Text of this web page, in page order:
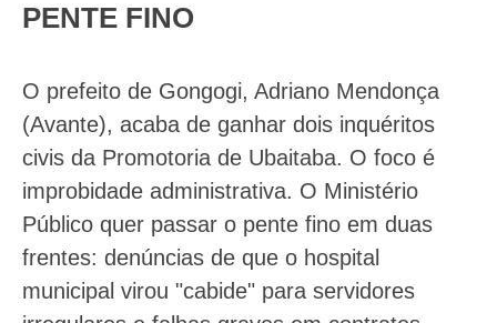
PENTE FINO
O prefeito de Gongogi, Adriano Mendonça
(Avante), acaba de ganhar dois inquéritos
civis da Promotoria de Ubaitaba. O foco é
improbidade administrativa. O Ministério
Público quer passar o pente fino em duas
frentes: denúncias de que o hospital
municipal virou "cabide" para servidores